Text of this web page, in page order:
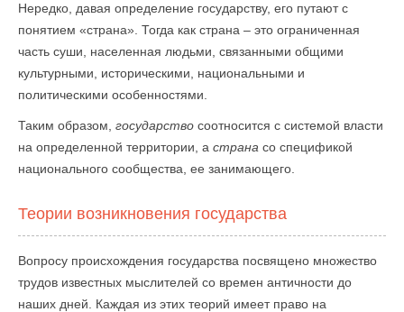
Нередко, давая определение государству, его путают с
понятием «страна». Тогда как страна – это ограниченная
часть суши, населенная людьми, связанными общими
культурными, историческими, национальными и
политическими особенностями.
Таким образом, государство соотносится с системой власти
на определенной территории, а страна со спецификой
национального сообщества, ее занимающего.
Теории возникновения государства
Вопросу происхождения государства посвящено множество
трудов известных мыслителей со времен античности до
наших дней. Каждая из этих теорий имеет право на